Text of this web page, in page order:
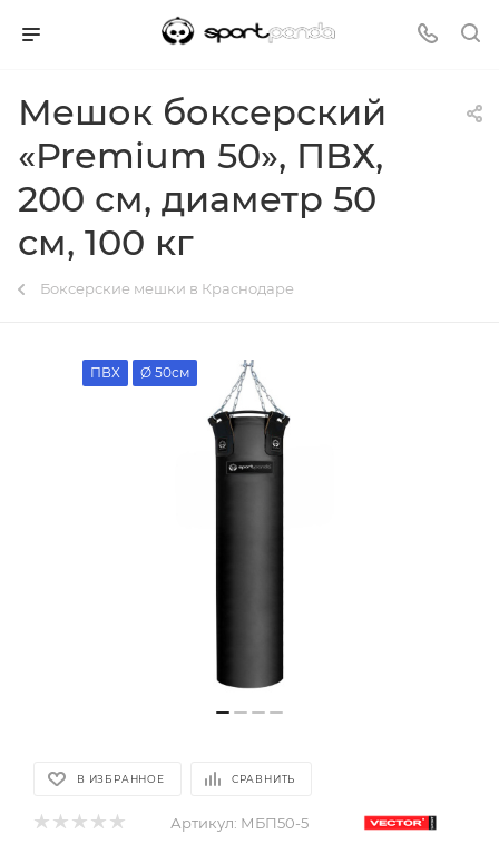
Мешок боксерский
«Premium 50», ПВХ,
200 см, диаметр 50
см, 100 кг
Боксерские мешки в Краснодаре
ПВХ Ø 50см
В ИЗБРАННОЕ СРАВНИТЬ
Артикул: МБП50-5